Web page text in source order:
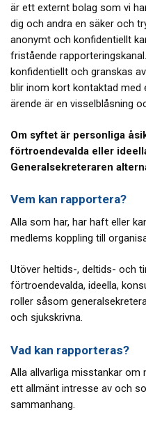
är ett externt bolag som vi
dig och andra en säker och
anonymt och konfidentiellt
fristående
konfidentiellt och granskas av
blir inom kort kontaktad med
ärende är en visselblåsning
Om syftet är personliga
förtroendevalda eller
Generalsekreteraren
Vem kan rapportera?
Alla som har, har haft eller
medlems koppling till
Utöver heltids-, deltids- och
förtroendevalda, ideella,
roller såsom
och sjukskrivna.
Vad kan rapporteras?
Alla allvarliga misstankar
ett allmänt intresse av och
sammanhang.